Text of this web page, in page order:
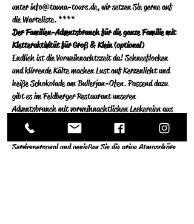
unter info@tauna-tours.de, wir setzen Sie gerne auf
die Warteliste. ****
Der Familien-Adventsbrunch für die ganze Familie mit
Kletteraktivität für Groß & Klein (optional)
Endlich ist die Vorweihnachtszeit da! Schneeflocken
und klirrende Kälte machen Lust auf Kerzenlicht und
heiße Schokolade am Bullerjan-Ofen. Passend dazu
gibt es im Feldberger Restaurant unseren
Adventsbrunch mit vorweihnachtlichen Leckereien aus
der Feldberger Küche: süß und herzhaft, mit Liebe zum
Detail. Lasse Sie sich verwöhnen von Küchenchef und
Servicepersonal und genießen Sie die urige Atmosphäre